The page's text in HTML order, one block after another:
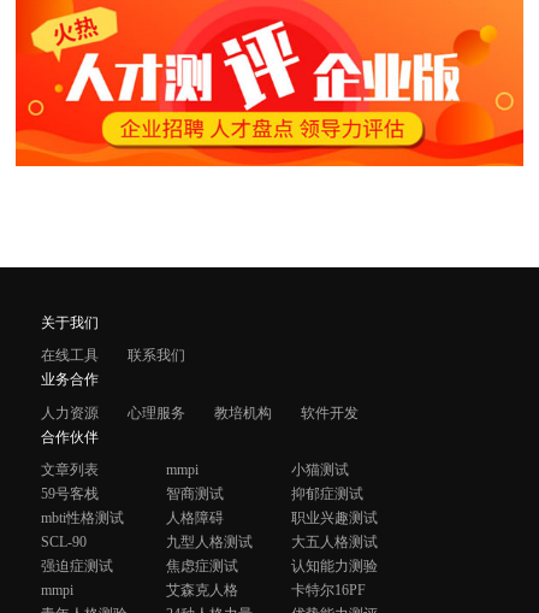
关于我们
在线工具
联系我们
业务合作
人力资源
心理服务 教培机构
软件开发
合作伙伴
文章列表
mmpi
小猫测试
59号客栈
智商测试
抑郁症测试
mbti性格测试
人格障碍
职业兴趣测试
SCL-90
九型人格测试
大五人格测试
强迫症测试
焦虑症测试
认知能力测验
mmpi
艾森克人格
卡特尔16PF